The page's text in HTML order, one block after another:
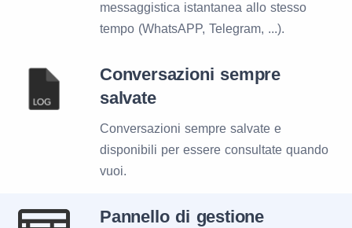
messaggistica istantanea allo stesso
tempo (WhatsAPP, Telegram, ...).
Conversazioni sempre
salvate
Conversazioni sempre salvate e
disponibili per essere consultate quando
vuoi.
Pannello di gestione